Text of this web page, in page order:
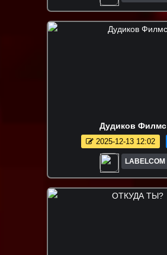
Дудиков Филмс
2025-12-13 12:02
LABELCOM